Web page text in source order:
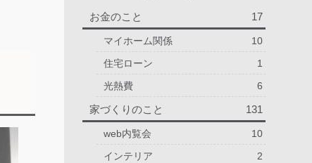
お金のこと 17
マイホーム関係
10
住宅ローン
1
光熱費
6
家づくりのこと 131
web内覧会
10
インテリア
2